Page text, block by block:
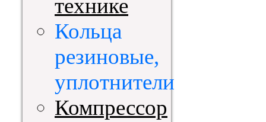
технике
Кольца
резиновые,
уплотнители
Компрессор